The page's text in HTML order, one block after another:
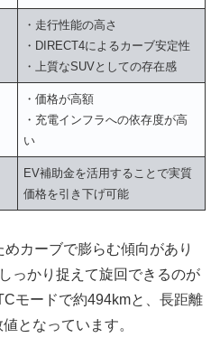
・走行性能の高さ
・DIRECT4によるカーブ安定性
・上質なSUVとしての存在感
・価格が高額
・充電インフラへの依存度が高
い
EV補助金を活用することで実質
価格を引き下げ可能
カーブで膨らむ傾向があり
っかり捉えて旋回できるのが
モードで約494kmと、長距離
となっています。